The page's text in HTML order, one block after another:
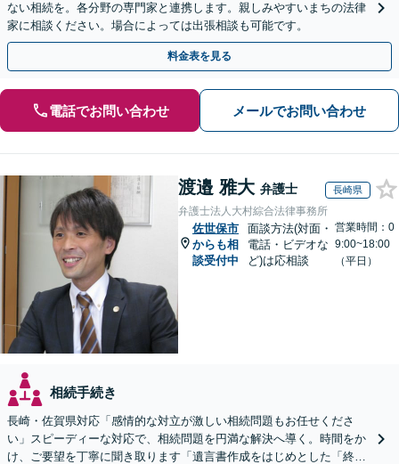
ない相続を。各分野の専門家と連携します。親しみやすいまちの法律
家に相談ください。場合によっては出張相談も可能です。
料金表を見る
電話でお問い合わせ メールでお問い合わせ
渡邉 雅大 弁護士 長崎県
弁護士法人大村綜合法律事務所
佐世保市
からも相
談受付中
面談方法(対面・
電話・ビデオな
ど)は応相談
営業時間：0
9:00~18:00
（平日）
相続手続き
長崎・佐賀県対応「感情的な対立が激しい相続問題もお任せくださ
い」スピーディーな対応で、相続問題を円満な解決へ導く。時間をか
け、ご要望を丁寧に聞き取ります「遺言書作成をはじめとした「終